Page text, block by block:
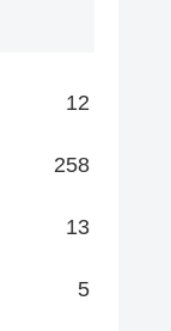
12
258
13
5